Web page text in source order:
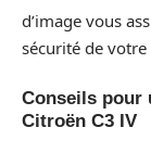
d’image vous
sécurité de votre
Conseils pour
Citroën C3 IV